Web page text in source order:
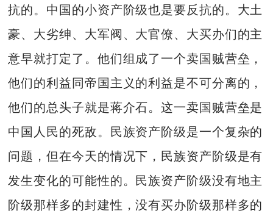
抗的。中国的小资产阶级也是要反抗的。大土
豪、大劣绅、大军阀、大官僚、大买办们的主
意早就打定了。他们组成了一个卖国贼营垒，
他们的利益同帝国主义的利益是不可分离的，
他们的总头子就是蒋介石。这一卖国贼营垒是
中国人民的死敌。民族资产阶级是一个复杂的
问题，但在今天的情况下，民族资产阶级是有
发生变化的可能性的。民族资产阶级没有地主
阶级那样多的封建性，没有买办阶级那样多的